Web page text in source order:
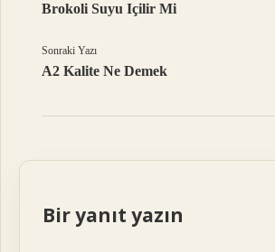
Brokoli Suyu Içilir Mi
Sonraki Yazı
A2 Kalite Ne Demek
Bir yanıt yazın